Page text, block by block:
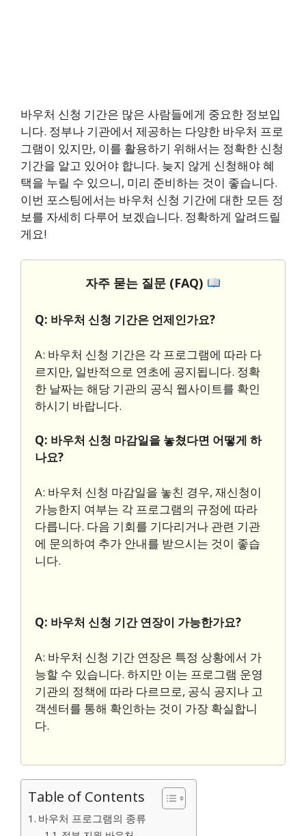
바우처 신청 기간은 많은 사람들에게 중요한 정보입
니다. 정부나 기관에서 제공하는 다양한 바우처 프로
그램이 있지만, 이를 활용하기 위해서는 정확한 신청
기간을 알고 있어야 합니다. 늦지 않게 신청해야 혜
택을 누릴 수 있으니, 미리 준비하는 것이 좋습니다.
이번 포스팅에서는 바우처 신청 기간에 대한 모든 정
보를 자세히 다루어 보겠습니다. 정확하게 알려드릴
게요!
자주 묻는 질문 (FAQ)
Q: 바우처 신청 기간은 언제인가요?
A: 바우처 신청 기간은 각 프로그램에 따라 다
르지만, 일반적으로 연초에 공지됩니다. 정확
한 날짜는 해당 기관의 공식 웹사이트를 확인
하시기 바랍니다.
Q: 바우처 신청 마감일을 놓쳤다면 어떻게 하
나요?
A: 바우처 신청 마감일을 놓친 경우, 재신청이
가능한지 여부는 각 프로그램의 규정에 따라
다릅니다. 다음 기회를 기다리거나 관련 기관
에 문의하여 추가 안내를 받으시는 것이 좋습
니다.
Q: 바우처 신청 기간 연장이 가능한가요?
A: 바우처 신청 기간 연장은 특정 상황에서 가
능할 수 있습니다. 하지만 이는 프로그램 운영
기관의 정책에 따라 다르므로, 공식 공지나 고
객센터를 통해 확인하는 것이 가장 확실합니
다.
Table of Contents
바우처 프로그램의 종류